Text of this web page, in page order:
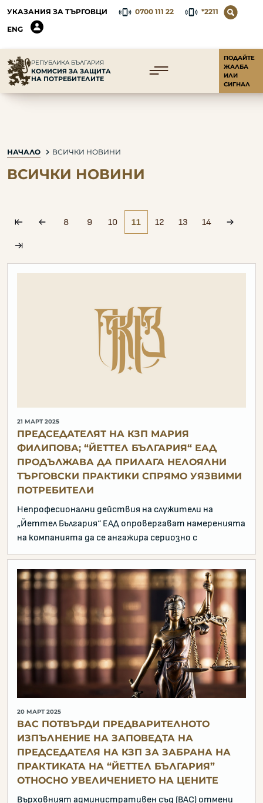
УКАЗАНИЯ ЗА ТЪРГОВЦИ 0700 111 22
*2211
ENG
РЕПУБЛИКА БЪЛГАРИЯ
КОМИСИЯ ЗА ЗАЩИТА
НА ПОТРЕБИТЕЛИТЕ
ПОДАЙТЕ
ЖАЛБА
ИЛИ
СИГНАЛ
НАЧАЛО ВСИЧКИ НОВИНИ
ВСИЧКИ НОВИНИ
pagination.first
pagination.prev
8 9 10 11 12 13 14
pagination.laxt
21 МАРТ 2025
ПРЕДСЕДАТЕЛЯТ НА КЗП МАРИЯ
ФИЛИПОВА; “ЙЕТТЕЛ БЪЛГАРИЯ“ ЕАД
ПРОДЪЛЖАВА ДА ПРИЛАГА НЕЛОЯЛНИ
ТЪРГОВСКИ ПРАКТИКИ СПРЯМО УЯЗВИМИ
ПОТРЕБИТЕЛИ
Непрофесионални действия на служители на
„Йеттел България“ ЕАД опровергават намеренията
на компанията да се ангажира сериозно с
20 МАРТ 2025
ВАС ПОТВЪРДИ ПРЕДВАРИТЕЛНОТО
ИЗПЪЛНЕНИЕ НА ЗАПОВЕДТА НА
ПРЕДСЕДАТЕЛЯ НА КЗП ЗА ЗАБРАНА НА
ПРАКТИКАТА НА “ЙЕТТЕЛ БЪЛГАРИЯ”
ОТНОСНО УВЕЛИЧЕНИЕТО НА ЦЕНИТЕ
Върховният административен съд (ВАС) отмени